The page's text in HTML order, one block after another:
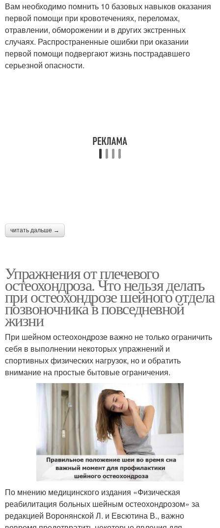
Вам необходимо помнить 10 базовых навыков оказания
первой помощи при кровотечениях, переломах,
отравлении, обморожении и в других экстренных
случаях. Распространенные ошибки при оказании
первой помощи подвергают жизнь пострадавшего
серьезной опасности.
читать дальше →
Упражнения от плечевого
остеохондроза. Что нельзя делать
при остеохондрозе шейного отдела
позвоночника в повседневной
жизни
При шейном остеохондрозе важно не только ограничить
себя в выполнении некоторых упражнений и
спортивных физических нагрузок, но и обратить
внимание на простые бытовые ограничения.
По мнению медицинского издания «Физическая
реабилитация больных шейным остеохондрозом» за
редакцией Воронянской Л. и Евсютина В., важно